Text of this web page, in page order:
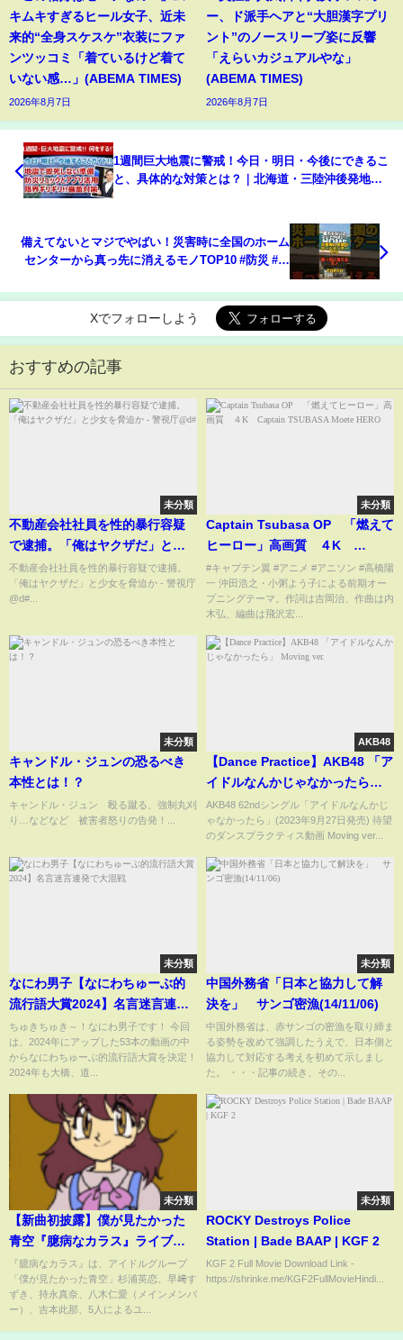
キムキすぎるヒール女子、近未
来的“全身スケスケ”衣装にファ
ンツッコミ「着ているけど着て
いない感…」(ABEMA TIMES)
2026年8月7日
ー、ド派手ヘアと“大胆漢字プリ
ント”のノースリーブ姿に反響
「えらいカジュアルやな」
(ABEMA TIMES)
2026年8月7日
1週間巨大地震に警戒！今日・明日・今後にできるこ
と、具体的な対策とは？｜北海道・三陸沖後発地震
備えてないとマジでやばい！災害時に全国のホーム
センターから真っ先に消えるモノTOP10 #防災 #津
Xでフォローしよう
おすすめの記事
未分類
不動産会社社員を性的暴行容疑
で逮捕。「俺はヤクザだ」と少
女を脅迫か - 警視庁@d#
不動産会社社員を性的暴行容疑で逮捕。
「俺はヤクザだ」と少女を脅迫か - 警視庁
@d#...
未分類
Captain Tsubasa OP 「燃えて
ヒーロー」高画質 ４K
Captain TSUBASA Moete
HERO
#キャプテン翼 #アニメ #アニソン #高橋陽
一 沖田浩之・小粥よう子による前期オー
プニングテーマ。作詞は吉岡治、作曲は内
木弘、編曲は飛沢宏...
未分類
キャンドル・ジュンの恐るべき
本性とは！？
キャンドル・ジュン 殴る蹴る、強制丸刈
り…などなど 被害者怒りの告発！...
AKB48
【Dance Practice】AKB48 「ア
イドルなんかじゃなかったら」
Moving ver.
AKB48 62ndシングル「アイドルなんかじ
ゃなかったら」(2023年9月27日発売) 待望
のダンスプラクティス動画 Moving ver...
未分類
なにわ男子【なにわちゅーぶ的
流行語大賞2024】名言迷言連発
で大混戦
ちゅきちゅき～！なにわ男子です！ 今回
は、2024年にアップした53本の動画の中
からなにわちゅーぶ的流行語大賞を決定！
2024年も大橋、道...
未分類
中国外務省「日本と協力して解
決を」 サンゴ密漁(14/11/06)
中国外務省は、赤サンゴの密漁を取り締ま
る姿勢を改めて強調したうえで、日本側と
協力して対応する考えを初めて示しまし
た。 ・・・記事の続き、その...
未分類
【新曲初披露】僕が見たかった
青空『臆病なカラス』ライブパ
フォーマンス#僕が見たかった青
空 #僕青 #臆病なカラス
『臆病なカラス』は、アイドルグループ
「僕が見たかった青空」杉浦英恋、早﨑す
ずき、持永真奈、八木仁愛（メインメンバ
ー）、吉本此那、5人によるユ...
未分類
ROCKY Destroys Police
Station | Bade BAAP | KGF 2
KGF 2 Full Movie Download Link -
https://shrinke.me/KGF2FullMovieHindi...